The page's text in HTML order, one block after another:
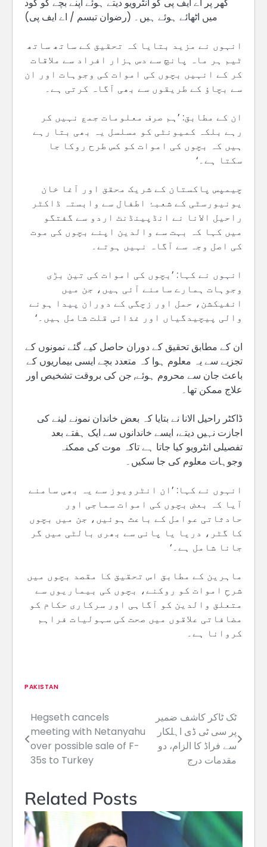
میں اٹھائے ہوئے ہیں۔ (رضوان تبسم / اے ایف پی)
انہوں نے مزید بتایا کہ تحقیق کے ساتھ ساتھ
ٹیم ہر ماہ پانچ سے دس ہزار افراد سے ملاقات
کر کے انہیں بچوں کی اموات کی وجوہات اور ان
سے بچاؤ کے طریقوں سے بھی آگاہ کرتی ہے۔
ان کے مطابق: ’ہم صرف معلومات جمع نہیں کر
رہے بلکہ کمیونٹی کو مسلسل یہ بھی بتا رہے
ہیں کہ بچوں کی اموات کو کس طرح روکا جا
سکتا ہے۔‘
چیمپس پاکستان کے شریک محقق اور آغا خان
یونیورسٹی کے شعبۂ اطفال سے وابستہ ڈاکٹر
راحیل الانا نے انڈپینڈنٹ اردو سے گفتگو
میں کہا کہ بہت سے والدین اپنے بچوں کی موت
کی اصل وجہ سے آگاہ نہیں ہوتے۔
انہوں نے کہا: ’بچوں کی اموات کی تین بڑی
وجوہات ہمارے سامنے آئی ہیں، جن میں
انفیکشن، حمل اور زچگی کے دوران پیدا ہونے
والی پیچیدگیاں اور غذائی قلت شامل ہیں۔‘
ان کے مطابق تحقیق کے دوران حاصل کیے گئے نمونوں کے
تجزیے سے یہ معلوم ہوا کہ متعدد بچے ایسی بیماریوں کے
باعث جان سے محروم ہوئے, جن کی بروقت تشخیص اور
علاج ممکن تھا۔
ڈاکٹر راحیل الانا نے بتایا کہ بعض خاندان نمونے لینے کی
اجازت نہیں دیتے، ایسے خاندانوں سے ایک ہفتے بعد
تفصیلی انٹرویو کیا جاتا ہے تاکہ موت کی ممکنہ
وجوہات معلوم کی جا سکیں۔
انہوں نے کہا: ’ان انٹرویوز سے یہ بھی سامنے
آیا کہ بعض بچوں کی اموات سماجی اور
حادثاتی عوامل کے باعث ہوئیں، جن میں بچوں
کا گٹر، دریا یا پانی سے بھری بالٹی میں گر
جانا شامل ہے۔‘
ماہرین کے مطابق اس تحقیق کا مقصد بچوں میں
شرحِ اموات کو روکنے، بچوں کی بیماریوں سے
متعلق والدین کو آگاہی اور سرکاری حکام کو
مضافاتی علاقوں میں صحت کی سہولیات فراہم
کروانا ہے۔
PAKISTAN
Post
navigation
Hegseth cancels
meeting with Netanyahu
over possible sale of F-
35s to Turkey
ٹک ٹاکر کاشف ضمیر
پر سی ٹی ڈی اہلکار
سے فراڈ کا الزام، دو
مقدمات درج
Related Posts